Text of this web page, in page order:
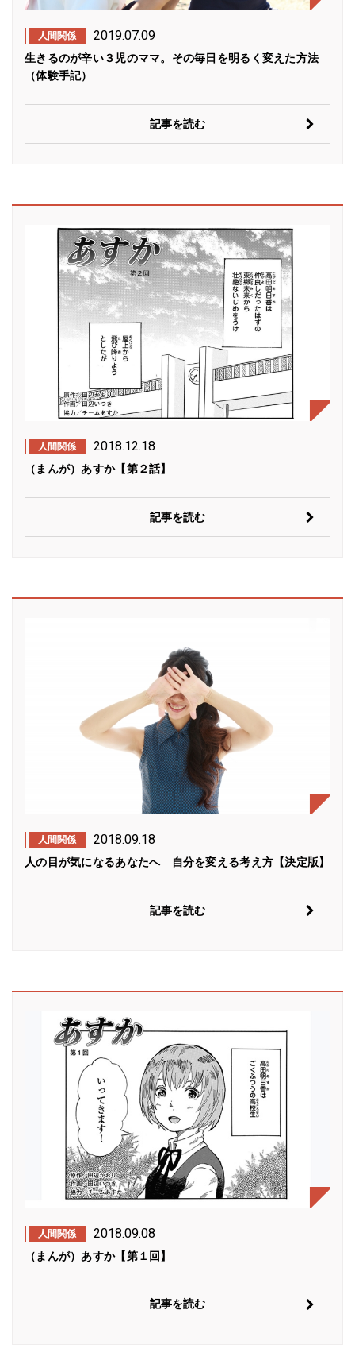
人間関係 2019.07.09
生きるのが辛い３児のママ。その毎日を明るく変えた方法
（体験手記）
記事を読む
人間関係 2018.12.18
（まんが）あすか【第２話】
記事を読む
人間関係 2018.09.18
人の目が気になるあなたへ 自分を変える考え方【決定版】
記事を読む
人間関係 2018.09.08
（まんが）あすか【第１回】
記事を読む